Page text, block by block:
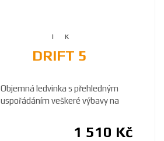
DRIFT 5
Objemná ledvinka s přehledným
uspořádáním veškeré výbavy na
1 510 Kč